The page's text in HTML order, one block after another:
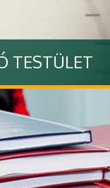
TESTÜLET